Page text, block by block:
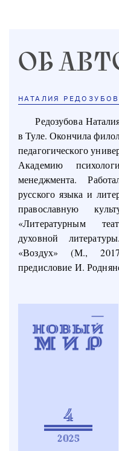
ОБ
НАТАЛИЯ
Редозубова
в Туле. Окончила
педагогического
Академию
менеджмента.
русского языка и
православную
«Литературным
духовной
«Воздух» (М.,
предисловие И.
4
2025